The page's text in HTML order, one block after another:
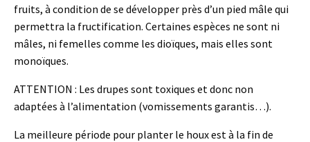
fruits, à condition de se développer près d’un pied mâle qui
permettra la fructification. Certaines espèces ne sont ni
mâles, ni femelles comme les dioïques, mais elles sont
monoïques.
ATTENTION : Les drupes sont toxiques et donc non
adaptées à l’alimentation (vomissements garantis…).
La meilleure période pour planter le houx est à la fin de